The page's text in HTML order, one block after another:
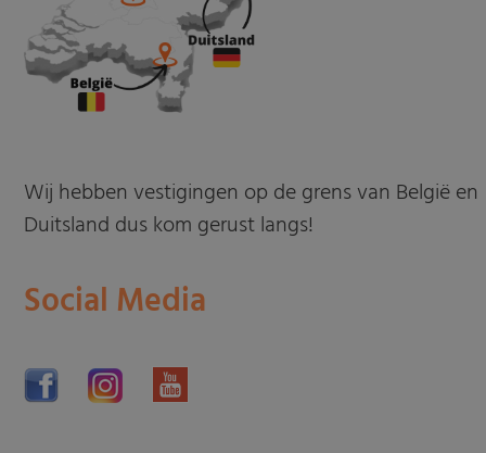
Wij hebben vestigingen op de grens van België en
Duitsland dus kom gerust langs!
Social Media